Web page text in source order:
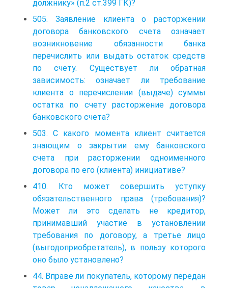
должнику» (п.2 ст.399 ГК)?
505. Заявление клиента о расторжении
договора банковского счета означает
возникновение обязанности банка
перечислить или выдать остаток средств
по счету. Существует ли обратная
зависимость: означает ли требование
клиента о перечислении (выдаче) суммы
остатка по счету расторжение договора
банковского счета?
503. С какого момента клиент считается
знающим о закрытии ему банковского
счета при расторжении одноименного
договора по его (клиента) инициативе?
410. Кто может совершить уступку
обязательственного права (требования)?
Может ли это сделать не кредитор,
принимавший участие в установлении
требования по договору, а третье лицо
(выгодоприобретатель), в пользу которого
оно было установлено?
44. Вправе ли покупатель, которому передан